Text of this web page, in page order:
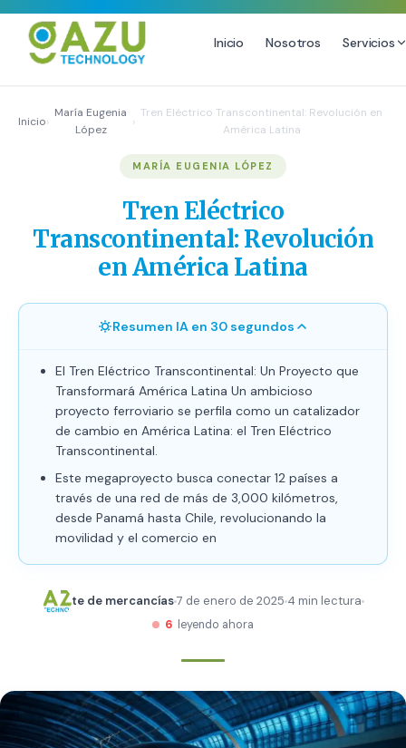
Inicio Nosotros Servicios
Email Marketing y SMS
Growth Youtube ↗
Producción de Videos
Inicio›
María Eugenia
López
›
Tren Eléctrico Transcontinental: Revolución en
América Latina
MARÍA EUGENIA LÓPEZ
Tren Eléctrico
Transcontinental: Revolución
en América Latina
Resumen IA en 30 segundos
El Tren Eléctrico Transcontinental: Un Proyecto que
Transformará América Latina Un ambicioso
proyecto ferroviario se perfila como un catalizador
de cambio en América Latina: el Tren Eléctrico
Transcontinental.
Este megaproyecto busca conectar 12 países a
través de una red de más de 3,000 kilómetros,
desde Panamá hasta Chile, revolucionando la
movilidad y el comercio en
te de mercancías7 de enero de 2025 4 min lectura
6
leyendo ahora